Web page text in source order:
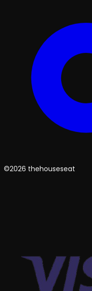
©2026 thehouseseat